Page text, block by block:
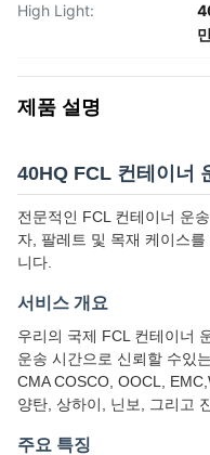
High Light:
제품 설명
40HQ FCL 컨테이너
전문적인 FCL 컨테이너 운
자, 팔레트 및 목재 케이스
니다.
서비스 개요
우리의 국제 FCL 컨테이너
운송 시간으로 신뢰할 수있
CMA COSCO, OOCL,
양탄, 상하이, 닌보, 그리고
주요 특징